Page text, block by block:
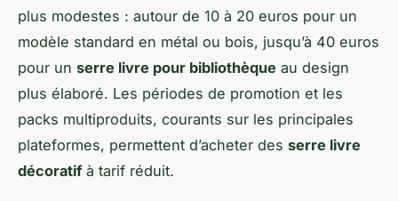
plus modestes : autour de 10 à 20 euros pour un
modèle standard en métal ou bois, jusqu’à 40 euros
pour un serre livre pour bibliothèque au design
plus élaboré. Les périodes de promotion et les
packs multiproduits, courants sur les principales
plateformes, permettent d’acheter des serre livre
décoratifà tarif réduit.